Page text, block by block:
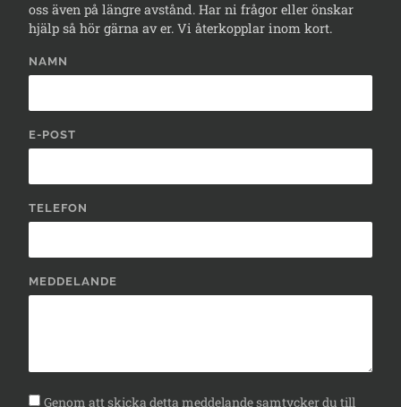
oss även på längre avstånd. Har ni frågor eller önskar
hjälp så hör gärna av er. Vi återkopplar inom kort.
NAMN
E-POST
TELEFON
MEDDELANDE
Genom att skicka detta meddelande samtycker du till